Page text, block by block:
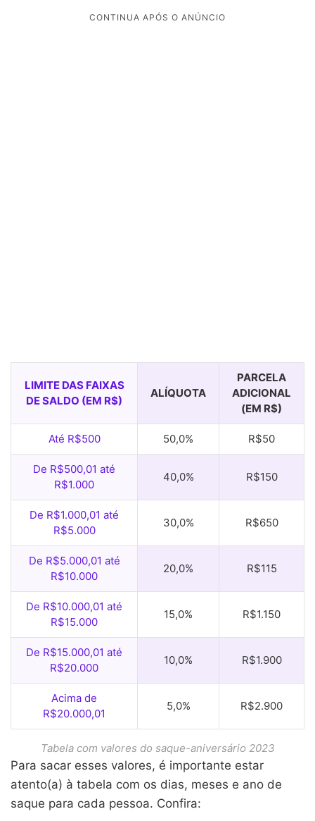
LIMITE DAS FAIXAS
DE SALDO (EM R$)
ALÍQUOTA
PARCELA
ADICIONAL
(EM R$)
Até R$500 50,0% R$50
De R$500,01 até
R$1.000
40,0% R$150
De R$1.000,01 até
R$5.000
30,0% R$650
De R$5.000,01 até
R$10.000
20,0% R$115
De R$10.000,01 até
R$15.000
15,0% R$1.150
De R$15.000,01 até
R$20.000
10,0% R$1.900
Acima de
R$20.000,01
5,0% R$2.900
Tabela com valores do saque-aniversário 2023
Para sacar esses valores, é importante estar
atento(a) à tabela com os dias, meses e ano de
saque para cada pessoa. Confira: